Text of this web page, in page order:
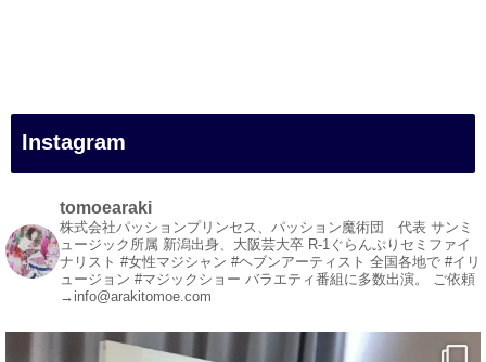
#白浜町
#変面ショー
#イベント
#宴会
#余興
1 3 X
Instagram
tomoearaki
株式会社パッションプリンセス、パッション魔術団 代表 サンミ
ュージック所属 新潟出身、大阪芸大卒 R-1ぐらんぷりセミファイ
ナリスト #女性マジシャン #ヘブンアーティスト 全国各地で #イリ
ュージョン #マジックショー バラエティ番組に多数出演。 ご依頼
→info@arakitomoe.com